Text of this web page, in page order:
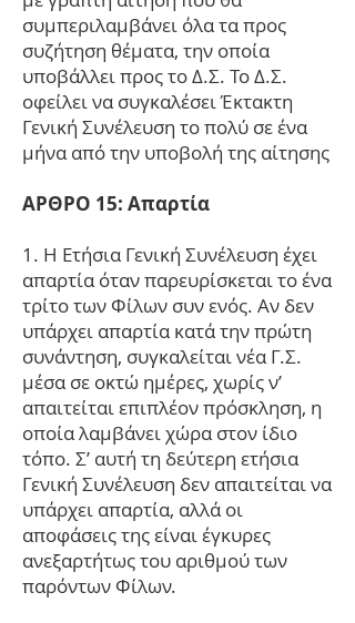
συμπεριλαμβάνει όλα τα προς
συζήτηση θέματα, την οποία
υποβάλλει προς το Δ.Σ. Το Δ.Σ.
οφείλει να συγκαλέσει Έκτακτη
Γενική Συνέλευση το πολύ σε ένα
μήνα από την υποβολή της αίτησης
ΑΡΘΡΟ 15: Απαρτία
1. Η Ετήσια Γενική Συνέλευση έχει
απαρτία όταν παρευρίσκεται το ένα
τρίτο των Φίλων συν ενός. Αν δεν
υπάρχει απαρτία κατά την πρώτη
συνάντηση, συγκαλείται νέα Γ.Σ.
μέσα σε οκτώ ημέρες, χωρίς ν’
απαιτείται επιπλέον πρόσκληση, η
οποία λαμβάνει χώρα στον ίδιο
τόπο. Σ’ αυτή τη δεύτερη ετήσια
Γενική Συνέλευση δεν απαιτείται να
υπάρχει απαρτία, αλλά οι
αποφάσεις της είναι έγκυρες
ανεξαρτήτως του αριθμού των
παρόντων Φίλων.